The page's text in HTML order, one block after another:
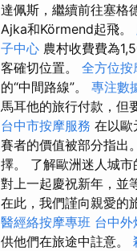
達佩斯，繼續前往塞格
Ajka和Körmend起飛。
子中心 農村收費費為
客確切位置。 全方位按
的“中間路線”。 專注數
馬耳他的旅行付款，但
台中市按摩服務 在以歐
賽者的價值被部分指出
擇。 了解歐洲迷人城
對上一起慶祝新年，並
在此，我們謹向親愛的
醫經絡按摩專班 台中外
供他們在旅途中註意。